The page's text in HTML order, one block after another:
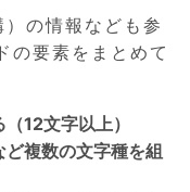
の情報なども参
の要素をまとめて
12文字以上）
複数の文字種を組